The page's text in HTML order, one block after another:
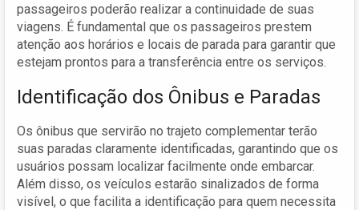
passageiros poderão realizar a continuidade de suas
viagens. É fundamental que os passageiros prestem
atenção aos horários e locais de parada para garantir que
estejam prontos para a transferência entre os serviços.
Identificação dos Ônibus e Paradas
Os ônibus que servirão no trajeto complementar terão
suas paradas claramente identificadas, garantindo que os
usuários possam localizar facilmente onde embarcar.
Além disso, os veículos estarão sinalizados de forma
visível, o que facilita a identificação para quem necessita